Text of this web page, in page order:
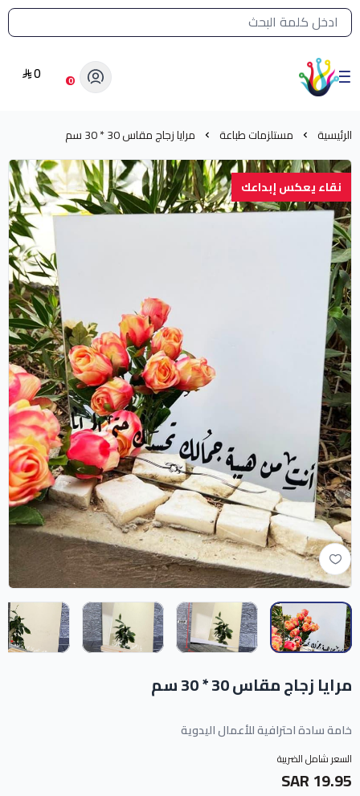
القائمة الرئيسية لمتجر الشرق النادر
الشرق النادر بيع مستلزمات طباعة حرارية 0
0
الرئيسية مستلزمات طباعة مرايا زجاج مقاس 30 * 30 سم
نقاء يعكس إبداعك
مرايا زجاج مقاس 30 * 30 سم
خامة سادة احترافية للأعمال اليدوية
السعر شامل الضريبة
19.95 SAR